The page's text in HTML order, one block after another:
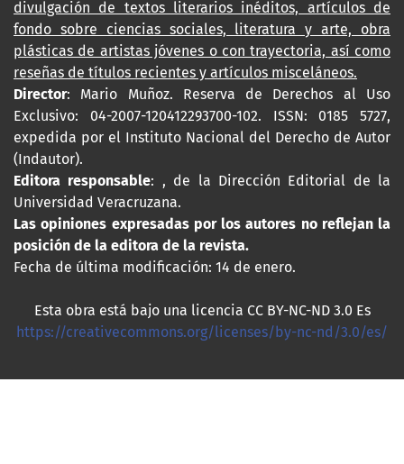
divulgación de textos literarios inéditos, artículos de
fondo sobre ciencias sociales, literatura y arte, obra
plásticas de artistas jóvenes o con trayectoria, así como
reseñas de títulos recientes y artículos misceláneos.
Director: Mario Muñoz. Reserva de Derechos al Uso
Exclusivo: 04-2007-120412293700-102. ISSN: 0185 5727,
expedida por el Instituto Nacional del Derecho de Autor
(Indautor).
Editora responsable: , de la Dirección Editorial de la
Universidad Veracruzana.
Las opiniones expresadas por los autores no reflejan la
posición de la editora de la revista.
Fecha de última modificación: 14 de enero.
Esta obra está bajo una licencia CC BY-NC-ND 3.0 Es
https://creativecommons.org/licenses/by-nc-nd/3.0/es/